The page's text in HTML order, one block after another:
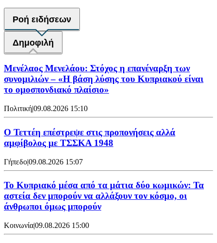
Ροή ειδήσεων
Δημοφιλή
Μενέλαος Μενελάου: Στόχος η επανέναρξη των
συνομιλιών – «Η βάση λύσης του Κυπριακού είναι
το ομοσπονδιακό πλαίσιο»
Πολιτική|09.08.2026 15:10
Ο Τεττέη επέστρεψε στις προπονήσεις αλλά
αμφίβολος με ΤΣΣΚΑ 1948
Γήπεδο|09.08.2026 15:07
Το Κυπριακό μέσα από τα μάτια δύο κωμικών: Τα
αστεία δεν μπορούν να αλλάξουν τον κόσμο, οι
άνθρωποι όμως μπορούν
Κοινωνία|09.08.2026 15:00